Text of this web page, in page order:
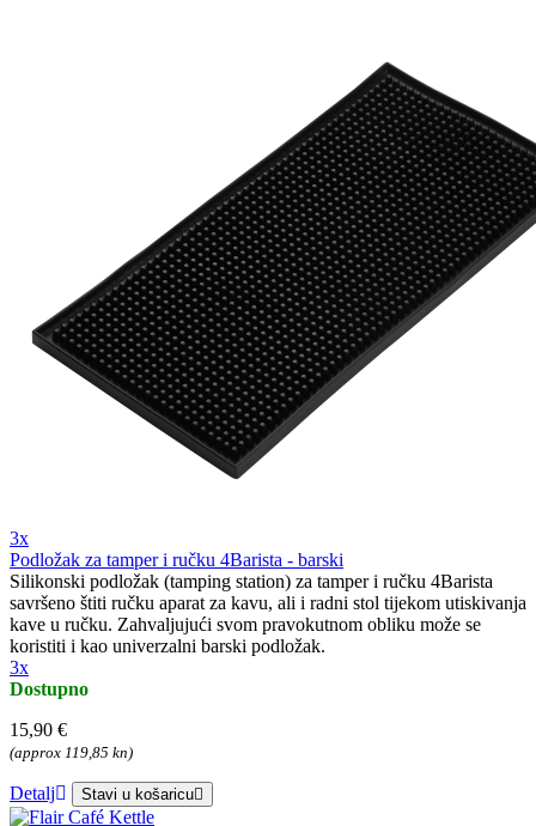
3x
Podložak za tamper i ručku 4Barista - barski
Silikonski podložak (tamping station) za tamper i ručku 4Barista
savršeno štiti ručku aparat za kavu, ali i radni stol tijekom utiskivanja
kave u ručku. Zahvaljujući svom pravokutnom obliku može se
koristiti i kao univerzalni barski podložak.
3x
Dostupno
15,90 €
(approx 119,85 kn)
Detalj Stavi u košaricu